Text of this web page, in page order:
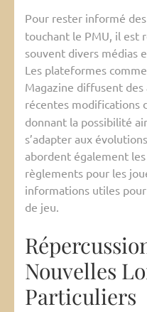
Pour rester informé des
touchant le PMU, il est
souvent divers médias
Les plateformes
Magazine diffusent des
récentes modifications
donnant la possibilité
s’adapter aux
abordent également
règlements pour les
informations utiles
de jeu.
Nouvelles
Particuliers